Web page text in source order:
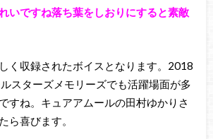
いですね落ち葉をしおりにすると素敵
く収録されたボイスとなります。2018
スターズメモリーズでも活躍場面が多
すね。キュアアムールの田村ゆかりさ
ら喜びます。